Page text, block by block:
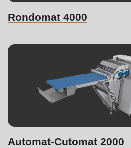
Rondomat 4000
Automat-Cutomat 2000